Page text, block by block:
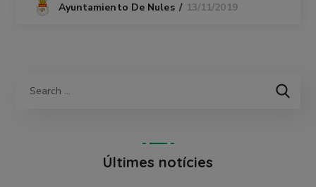
Ayuntamiento De Nules 13/11/2019
Últimes notícies